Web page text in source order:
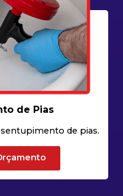
de Pias
de pias.